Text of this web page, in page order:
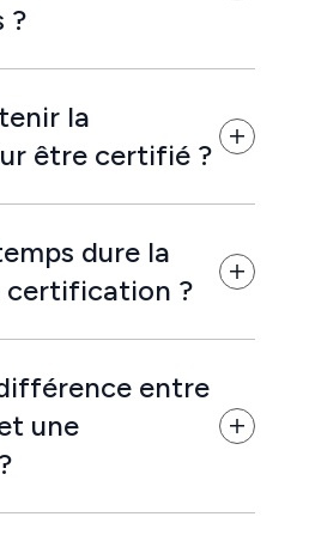
?
la
être certifié ?
dure la
certification ?
entre
une